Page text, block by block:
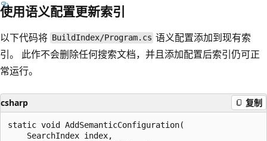
使用语义配置更新索引
以下代码将 BuildIndex/Program.cs 语义配置添加到现有索
引。 此作不会删除任何搜索文档，并且添加配置后索引仍可正
常运行。
csharp 复制
static void AddSemanticConfiguration(
    SearchIndex index,